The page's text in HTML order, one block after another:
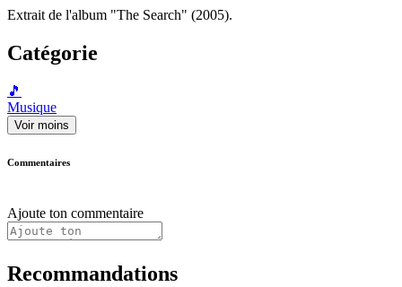
Extrait de l'album "The Search" (2005).
Catégorie
🎵
Musique
Voir moins
Commentaires
Ajoute ton commentaire
Recommandations